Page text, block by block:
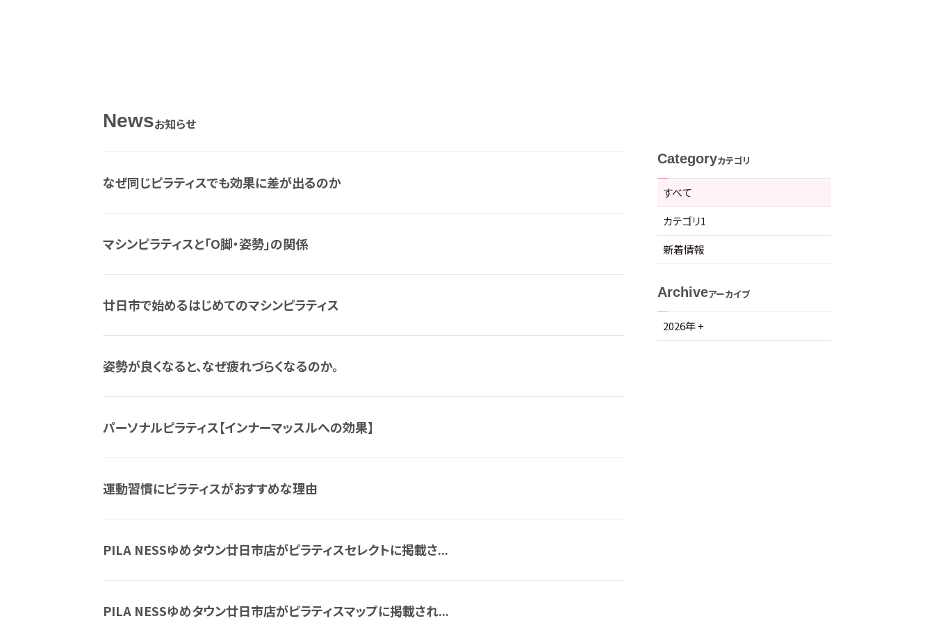
Newsお知らせ
なぜ同じピラティスでも効果に差が出るのか
マシンピラティスと「O脚・姿勢」の関係
廿日市で始めるはじめてのマシンピラティス
姿勢が良くなると、なぜ疲れづらくなるのか。
パーソナルピラティス【インナーマッスルへの効果】
運動習慣にピラティスがおすすめな理由
PILA NESSゆめタウン廿日市店がピラティスセレクトに掲載さ...
PILA NESSゆめタウン廿日市店がピラティスマップに掲載され...
Categoryカテゴリ
すべて
カテゴリ1
新着情報
Archiveアーカイブ
2026年+